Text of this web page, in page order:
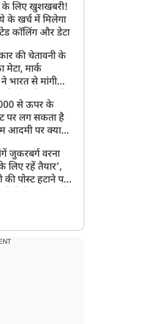
तो बहुत बने, सब छोड़कर
गए लेकिन…’, BSP
पर भावुक हुईं मायावती,
के लिए खुशखबरी!
के खर्च में मिलेगा
कॉलिंग और डेटा
की चेतावनी के
मार्क
भारत से मांगी
से ऊपर के
पर लग सकता है
आदमी पर क्या
जुकरबर्ग वरना
लिए रहें तैयार’,
की पोस्ट हटाने पर